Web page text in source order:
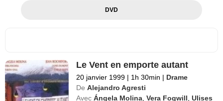
DVD
Le Vent en emporte autant
20 janvier 1999 | 1h 30min | Drame
De Alejandro Agresti
Avec Ángela Molina ,Vera Fogwill ,Ulises